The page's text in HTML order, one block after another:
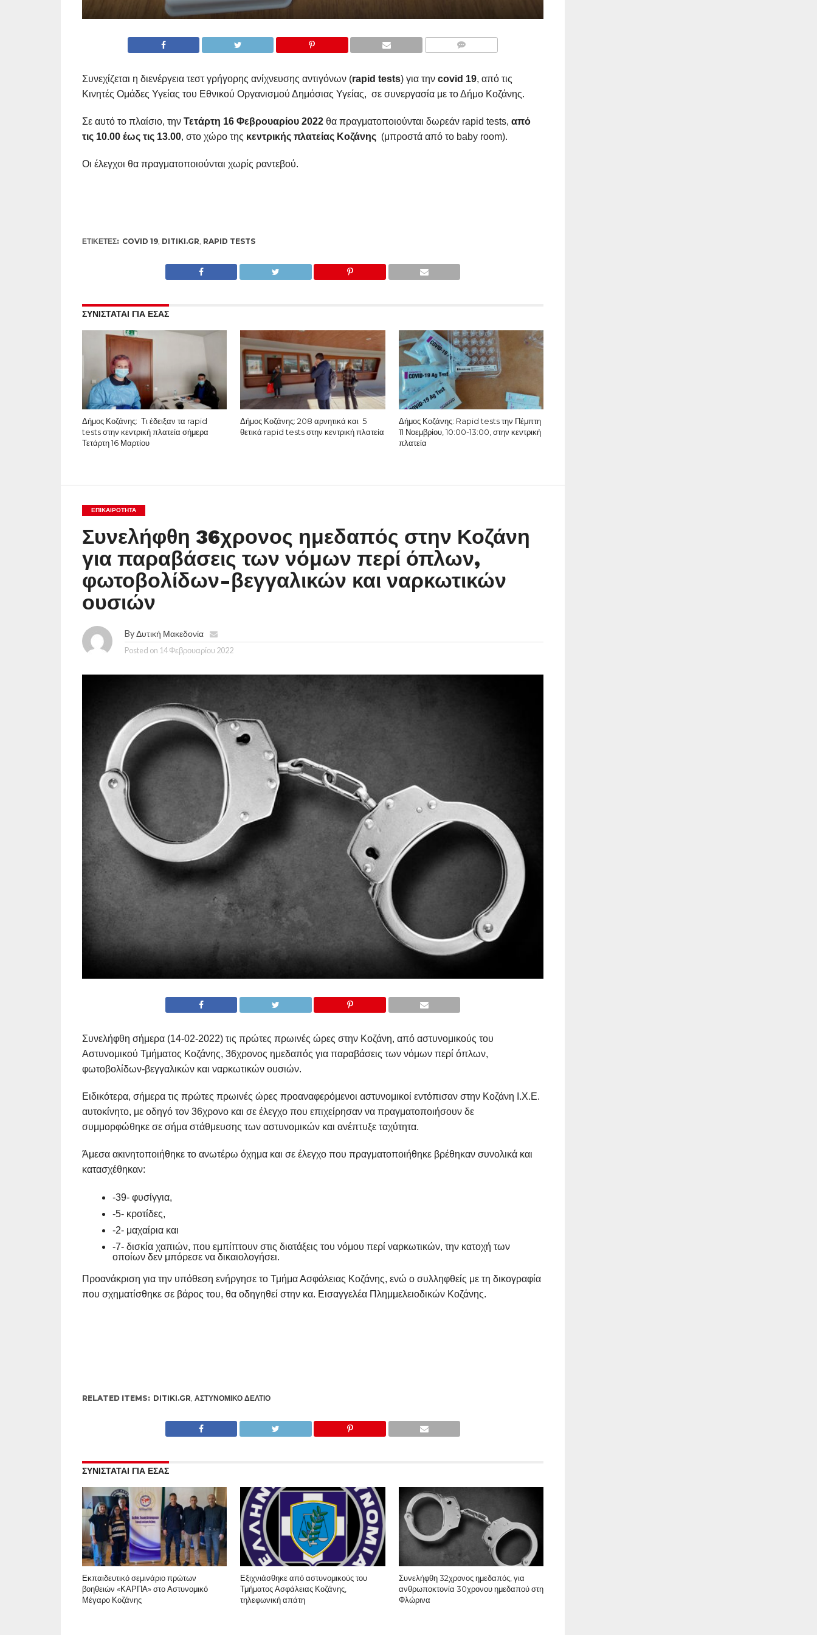
Συνεχίζεται η διενέργεια τεστ γρήγορης ανίχνευσης αντιγόνων (rapid tests) για την covid 19, από τις
Κινητές Ομάδες Υγείας του Εθνικού Οργανισμού Δημόσιας Υγείας, σε συνεργασία με το Δήμο Κοζάνης.
Σε αυτό το πλαίσιο, την Τετάρτη 16 Φεβρουαρίου2022 θα πραγματοποιούνται δωρεάν rapid tests, από
τις 10.00 έως τις 13.00, στο χώρο της κεντρικής πλατείας Κοζάνης(μπροστά από το baby room).
Οι έλεγχοι θα πραγματοποιούνται χωρίς ραντεβού.
ΕΤΙΚΕΤΕΣ: COVID 19, DITIKI.GR RAPID TESTS
ΣΥΝΙΣΤΑΤΑΙ ΓΙΑ ΕΣΑΣ
Δήμος Κοζάνης: Τι έδειξαν τα rapid
tests στην κεντρική πλατεία σήμερα
Τετάρτη 16 Μαρτίου
Δήμος Κοζάνης: 208 αρνητικά και 5
θετικά rapid tests στην κεντρική πλατεία
Δήμος Κοζάνης: Rapid tests την Πέμπτη
11 Νοεμβρίου, 10:00-13:00, στην κεντρική
πλατεία
ΕΠΙΚΑΙΡΟΤΗΤΑ
Συνελήφθη 36χρονος ημεδαπός στην Κοζάνη
για παραβάσεις των νόμων περί όπλων,
φωτοβολίδων-βεγγαλικών και ναρκωτικών
ουσιών
ByΔυτική Μακεδονία
Posted on 14 Φεβρουαρίου 2022
Συνελήφθη σήμερα (14-02-2022) τις πρώτες πρωινές ώρες στην Κοζάνη, από αστυνομικούς του
Αστυνομικού Τμήματος Κοζάνης, 36χρονος ημεδαπός για παραβάσεις των νόμων περί όπλων,
φωτοβολίδων-βεγγαλικών και ναρκωτικών ουσιών.
Ειδικότερα, σήμερα τις πρώτες πρωινές ώρες προαναφερόμενοι αστυνομικοί εντόπισαν στην Κοζάνη Ι.Χ.Ε.
αυτοκίνητο, με οδηγό τον 36χρονο και σε έλεγχο που επιχείρησαν να πραγματοποιήσουν δε
συμμορφώθηκε σε σήμα στάθμευσης των αστυνομικών και ανέπτυξε ταχύτητα.
Άμεσα ακινητοποιήθηκε το ανωτέρω όχημα και σε έλεγχο που πραγματοποιήθηκε βρέθηκαν συνολικά και
κατασχέθηκαν:
-39- φυσίγγια,
-5- κροτίδες,
-2- μαχαίρια και
-7- δισκία χαπιών, που εμπίπτουν στις διατάξεις του νόμου περί ναρκωτικών, την κατοχή των
οποίων δεν μπόρεσε να δικαιολογήσει.
Προανάκριση για την υπόθεση ενήργησε το Τμήμα Ασφάλειας Κοζάνης, ενώ ο συλληφθείς με τη δικογραφία
που σχηματίσθηκε σε βάρος του, θα οδηγηθεί στην κα. Εισαγγελέα Πλημμελειοδικών Κοζάνης.
RELATED ITEMS: DITIKI.GR ΑΣΤΥΝΟΜΙΚΌ ΔΕΛΤΊΟ
ΣΥΝΙΣΤΑΤΑΙ ΓΙΑ ΕΣΑΣ
Εκπαιδευτικό σεμινάριο πρώτων
βοηθειών «ΚΑΡΠΑ» στο Αστυνομικό
Μέγαρο Κοζάνης
Εξιχνιάσθηκε από αστυνομικούς του
Τμήματος Ασφάλειας Κοζάνης,
τηλεφωνική απάτη
Συνελήφθη 32χρονος ημεδαπός, για
ανθρωποκτονία 30χρονου ημεδαπού στη
Φλώρινα